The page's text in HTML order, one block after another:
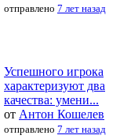
отправлено 7 лет назад
Успешного игрока
характеризуют два
качества: умени...
от Антон Кошелев
отправлено 7 лет назад